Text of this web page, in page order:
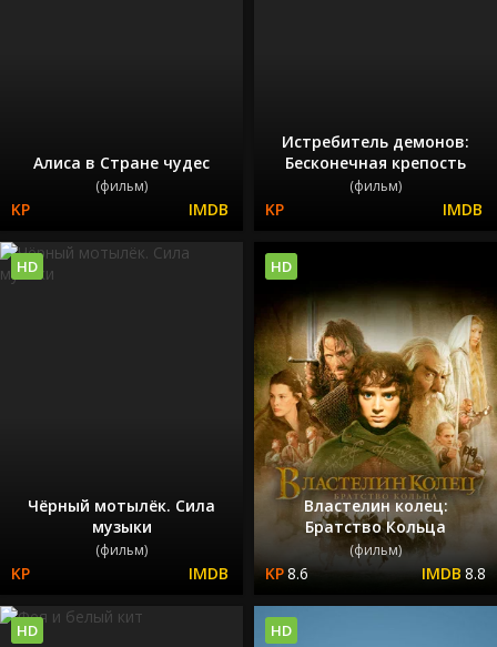
Алиса в Стране чудес
(фильм)
Истребитель демонов:
Бесконечная крепость
(фильм)
Чёрный мотылёк. Сила
музыки
(фильм)
HD
Властелин колец:
Братство Кольца
(фильм)
8.6 8.8
HD
HD HD